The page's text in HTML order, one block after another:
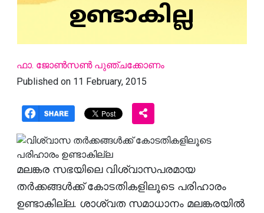
ഉണ്ടാകില്ല
ഫാ. ജോണ്‍സണ്‍ പുഞ്ചക്കോണം
Published on 11 February, 2015
മലങ്കര സഭയിലെ വിശ്വാസപരമായ
തര്‍ക്കങ്ങള്‍ക്ക് കോടതികളിലൂടെ പരിഹാരം
ഉണ്ടാകില്ല. ശാശ്വത സമാധാനം മലങ്കരയില്‍